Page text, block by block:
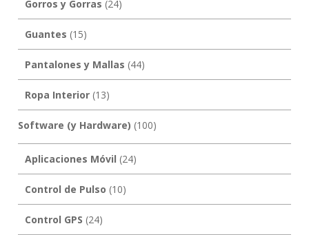
Gorros y Gorras (24)
Guantes (15)
Pantalones y Mallas (44)
Ropa Interior(13)
Software (y Hardware) (100)
Aplicaciones Móvil (24)
Control de Pulso (10)
Control GPS (24)